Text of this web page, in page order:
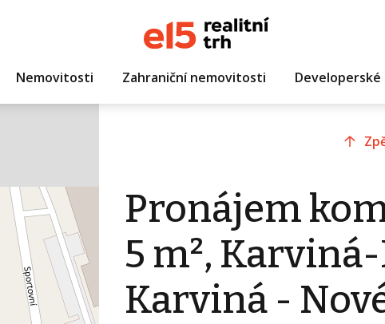
Nemovitosti Zahraniční nemovitosti
Pronájem
5 m²,
Karviná -